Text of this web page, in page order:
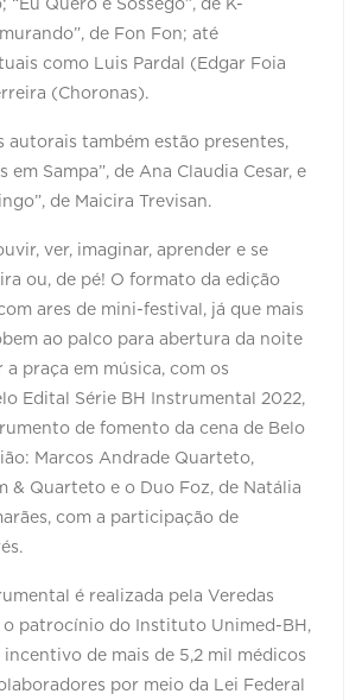
“Eu Quero é Sossego”, de K-
de Fon Fon; até
como Luis Pardal (Edgar Foia
(Choronas).
autorais também estão presentes,
em Sampa”, de Ana Claudia Cesar, e
de Maicira Trevisan.
ver, imaginar, aprender e se
ou, de pé! O formato da edição
ares de mini-festival, já que mais
ao palco para abertura da noite
a praça em música, com os
Edital Série BH Instrumental 2022,
de fomento da cena de Belo
Marcos Andrade Quarteto,
& Quarteto e o Duo Foz, de Natália
com a participação de
é realizada pela Veredas
o patrocínio do Instituto Unimed-BH,
de mais de 5,2 mil médicos
por meio da Lei Federal